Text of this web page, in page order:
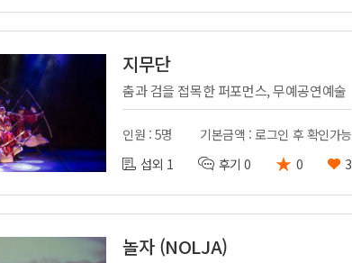
지무단
춤과 검을 접목한 퍼포먼스, 무예공연예술
인원 : 5명
기본금액 : 로그인 후 확인가능
섭외 1
후기 0 ★ 0 3
놀자 (NOLJA)